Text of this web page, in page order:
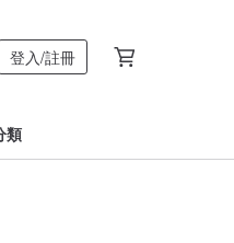
登入/註冊
類